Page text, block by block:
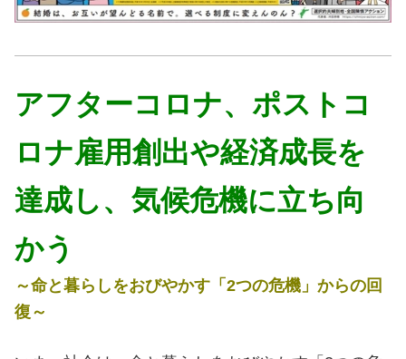
アフターコロナ、ポストコ
ロナ雇用創出や経済成長を
達成し、気候危機に立ち向
かう
～命と暮らしをおびやかす「2つの危機」からの回
復～